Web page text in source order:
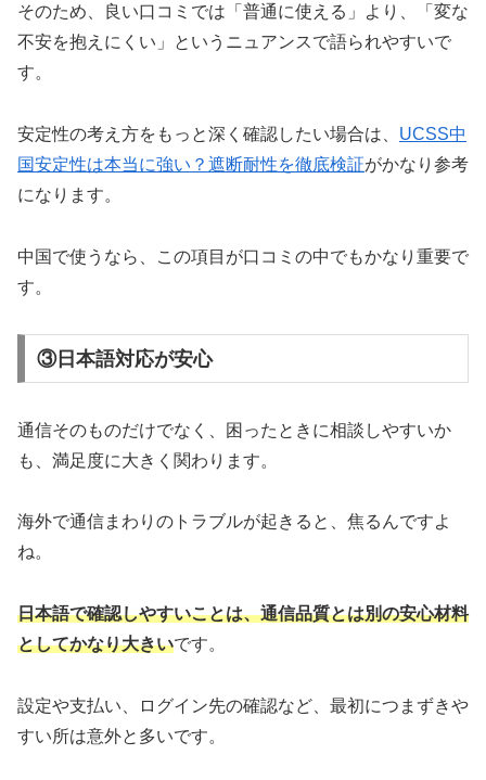
そのため、良い口コミでは「普通に使える」より、「変な
不安を抱えにくい」というニュアンスで語られやすいで
す。
安定性の考え方をもっと深く確認したい場合は、 UCSS中
国安定性は本当に強い？遮断耐性を徹底検証がかなり参考
になります。
中国で使うなら、この項目が口コミの中でもかなり重要で
す。
③日本語対応が安心
通信そのものだけでなく、困ったときに相談しやすいか
も、満足度に大きく関わります。
海外で通信まわりのトラブルが起きると、焦るんですよ
ね。
日本語で確認しやすいことは、通信品質とは別の安心材料
としてかなり大きいです。
設定や支払い、ログイン先の確認など、最初につまずきや
すい所は意外と多いです。